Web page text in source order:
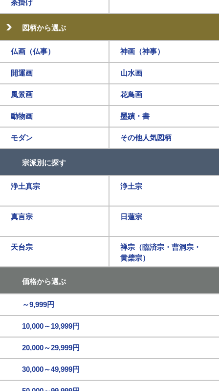
茶掛け
図柄から選ぶ
仏画（仏事） 神画（神事）
開運画 山水画
風景画 花鳥画
動物画 墨蹟・書
モダン その他人気図柄
宗派別に探す
浄土真宗 浄土宗
真言宗 日蓮宗
天台宗
禅宗（臨済宗・曹洞宗・
黄檗宗）
価格から選ぶ
～9,999円
10,000～19,999円
20,000～29,999円
30,000～49,999円